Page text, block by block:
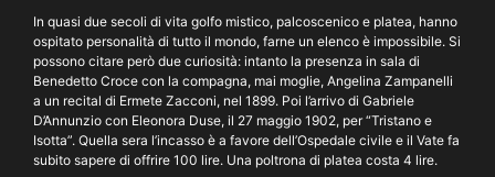
In quasi due secoli di vita golfo mistico, palcoscenico e platea, hanno
ospitato personalità di tutto il mondo, farne un elenco è impossibile. Si
possono citare però due curiosità: intanto la presenza in sala di
Benedetto Croce con la compagna, mai moglie, Angelina Zampanelli
a un recital di Ermete Zacconi, nel 1899. Poi l’arrivo di Gabriele
D’Annunzio con Eleonora Duse, il 27 maggio 1902, per “Tristano e
Isotta”. Quella sera l’incasso è a favore dell’Ospedale civile e il Vate fa
subito sapere di offrire 100 lire. Una poltrona di platea costa 4 lire.